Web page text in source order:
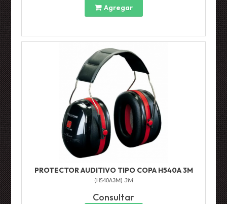
Agregar
PROTECTOR AUDITIVO TIPO COPA H540A 3M
( H540A3M) 3M
Consultar